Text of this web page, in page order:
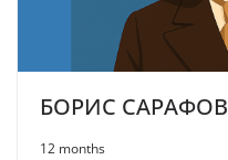
БОРИС САРАФОВ
12 months